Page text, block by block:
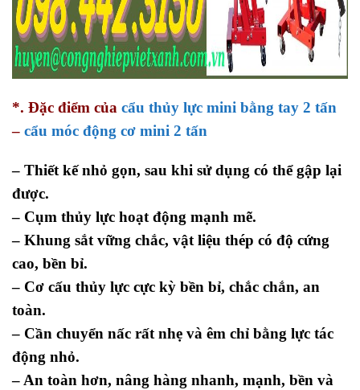
*. Đặc điểm của cẩu thủy lực mini bằng tay 2 tấn
– cẩu móc động cơ mini 2 tấn
– Thiết kế nhỏ gọn, sau khi sử dụng có thể gập lại
được.
– Cụm thủy lực hoạt động mạnh mẽ.
– Khung sắt vững chắc, vật liệu thép có độ cứng
cao, bền bỉ.
– Cơ cấu thủy lực cực kỳ bền bỉ, chắc chắn, an
toàn.
– Cần chuyển nấc rất nhẹ và êm chỉ bằng lực tác
động nhỏ.
– An toàn hơn, nâng hàng nhanh, mạnh, bền và